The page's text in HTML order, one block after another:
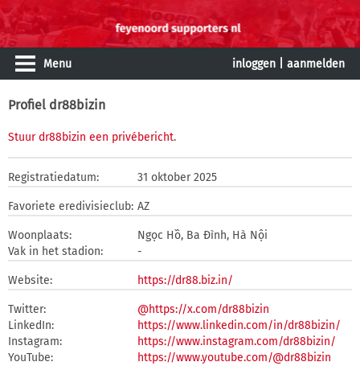
Menu inloggen aanmelden
Profiel dr88bizin
Stuur dr88bizin een privébericht.
Registratiedatum: 31 oktober 2025
Favoriete eredivisieclub: AZ
Woonplaats:
Ngọc Hồ, Ba Đình, Hà Nội
Vak in het stadion:
-
Website: https://dr88.biz.in/
Twitter:
@https://x.com/dr88bizin
LinkedIn:
https://www.linkedin.com/in/dr88bizin/
Instagram:
https://www.instagram.com/dr88bizin/
YouTube:
https://www.youtube.com/@dr88bizin